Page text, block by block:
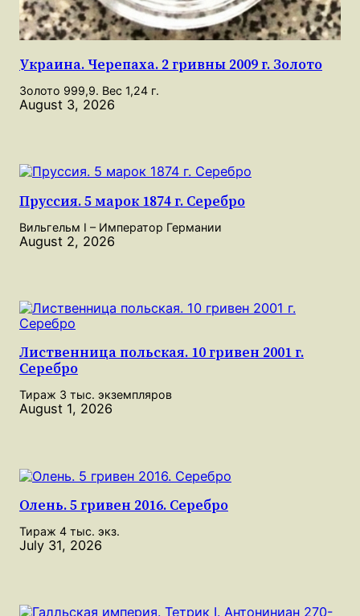
Украина. Черепаха. 2 гривны 2009 г. Золото
Золото 999,9. Вес 1,24 г.
August 3, 2026
Пруссия. 5 марок 1874 г. Серебро
Вильгельм I – Император Германии
August 2, 2026
Лиственница польская. 10 гривен 2001 г.
Серебро
Тираж 3 тыс. экземпляров
August 1, 2026
Олень. 5 гривен 2016. Серебро
Тираж 4 тыс. экз.
July 31, 2026